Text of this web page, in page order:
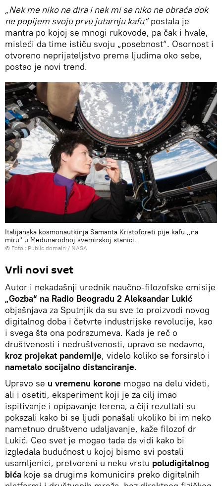
„Nek me niko ne dira i nek mi se niko ne obraća dok
ne popijem svoju prvu jutarnju kafu“postala je
mantra po kojoj se mnogi rukovode, pa čak i hvale,
misleći da time ističu svoju „posebnost“. Osornost i
otvoreno neprijateljstvo prema ljudima oko sebe,
postao je novi trend.
Italijanska kosmonautkinja Samanta Kristoforeti pije kafu ,,na
miru" u Međunarodnoj svemirskoj stanici.
© Foto : Public domain / NASA
Vrli novi svet
Autor i nekadašnji urednik naučno-filozofske emisije
„Gozba“ na Radio Beogradu 2 Aleksandar Lukić
objašnjava za Sputnjik da su sve to proizvodi novog
digitalnog doba i četvrte industrijske revolucije, kao
i svega šta ona podrazumeva. Kada je reč o
društvenosti i nedruštvenosti, upravo se nedavno,
kroz projekat pandemije, videlo koliko se forsiralo i
nametalo socijalno distanciranje.
Upravo se u vremenu korone mogao na delu videti,
ali i osetiti, eksperiment koji je za cilj imao
ispitivanje i opipavanje terena, a čiji rezultati su
pokazali kako bi se ljudi ponašali ukoliko bi im neko
nametnuo društveno udaljavanje, kaže filozof dr
Lukić. Ceo svet je mogao tada da vidi kako bi
izgledala budućnost u kojoj bismo svi postali
usamljenici, pretvoreni u neku vrstu poludigitalnog
bića koje sa drugima komunicira preko digitalnih